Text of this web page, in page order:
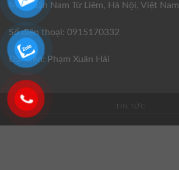
Mỗ, quận Nam Từ Liêm, Hà Nội, Việt Nam
Số điện thoại: 0915170332
Đại diện: Phạm Xuân Hải
TIN TỨC